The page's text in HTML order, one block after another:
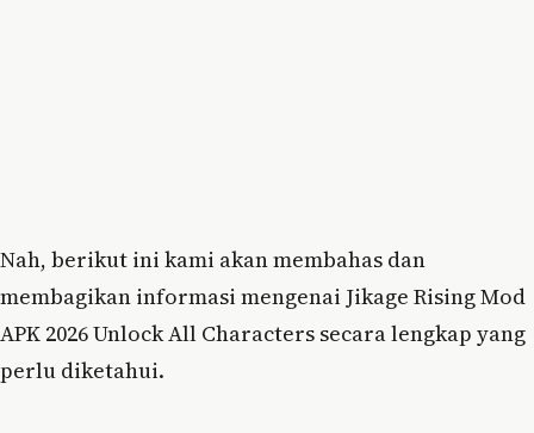
Nah, berikut ini kami akan membahas dan
membagikan informasi mengenai Jikage Rising Mod
APK 2026 Unlock All Characters secara lengkap yang
perlu diketahui.